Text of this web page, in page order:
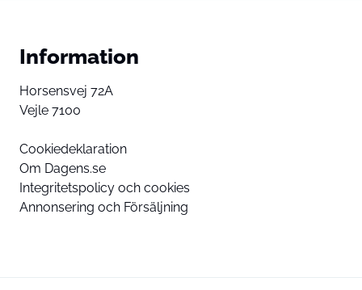
Information
Horsensvej 72A
Vejle 7100
Cookiedeklaration
Om Dagens.se
Integritetspolicy och cookies
Annonsering och Försäljning